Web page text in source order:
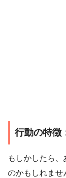
行動の特徴
もしかしたら
のかもしれませ